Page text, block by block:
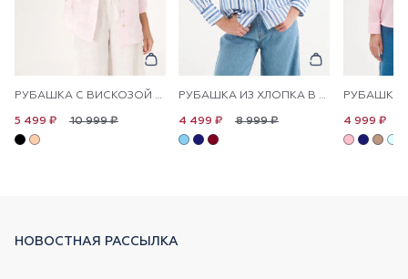
РУБАШКА С ВИСКОЗОЙ СВОБОДНАЯ
10 999 ₽
5 499 ₽
РУБАШКА ИЗ ХЛОПКА В ПОЛОСКУ ПРЯМАЯ
8 999 ₽
4 499 ₽ 4 999 ₽
НОВОСТНАЯ РАССЫЛКА